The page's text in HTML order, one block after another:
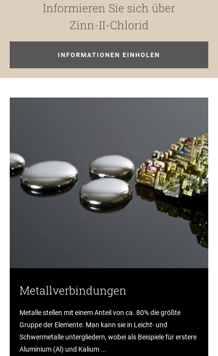
Informieren Sie sich über
Zinn-II-Chlorid
INFORMATIONEN EINHOLEN
Metallverbindungen
Metalle stellen mit einem Anteil von ca. 80% die größte
Gruppe der Elemente. Man kann sie in Leicht- und
Schwermetalle untergliedern, wobei als Beispiele für erstere
Aluminium (Al) und Kalium ...